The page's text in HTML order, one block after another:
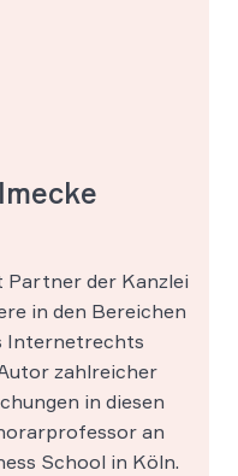
Partner der Kanzlei
in den Bereichen
Internetrechts
zahlreicher
in diesen
an
School in Köln.